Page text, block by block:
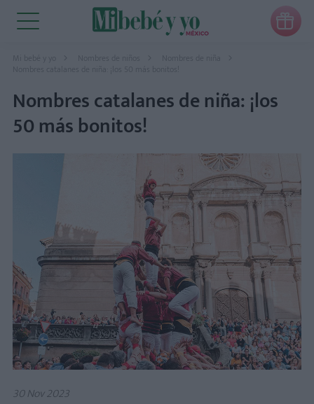

Mi bebé y yo
Nombres catalanes de niña: ¡los 50 más bonitos!
Nombres catalanes de niña: ¡los
50 más bonitos!
30 Nov 2023